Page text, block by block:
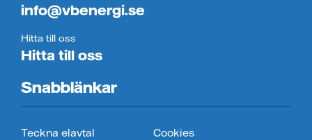
info@vbenergi.se
Hitta till oss
Hitta till oss
Snabblänkar
Teckna elavtal
Cookies